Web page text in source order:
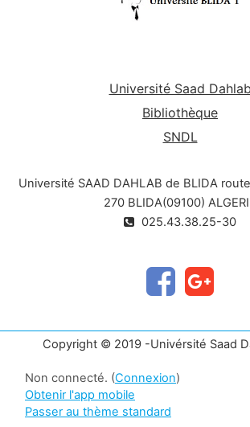
Université Saad Dahlab
Bibliothèque
SNDL
Université SAAD DAHLAB de BLIDA
270 BLIDA(09100)
025.43.38.25-30
Copyright © 2019 -Univérsité Saad
Non connecté. (Connexion)
Obtenir l'app mobile
Passer au thème standard